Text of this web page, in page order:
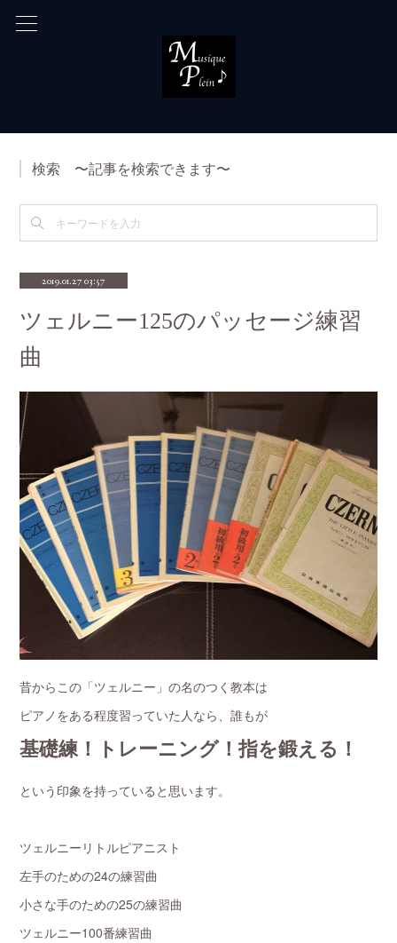
検索 〜記事を検索できます〜
2019.01.27 03:57
ツェルニー125のパッセージ練習
曲
昔からこの「ツェルニー」の名のつく教本は
ピアノをある程度習っていた人なら、誰もが
基礎練！トレーニング！指を鍛える！
という印象を持っていると思います。
ツェルニーリトルピアニスト
左手のための24の練習曲
小さな手のための25の練習曲
ツェルニー100番練習曲